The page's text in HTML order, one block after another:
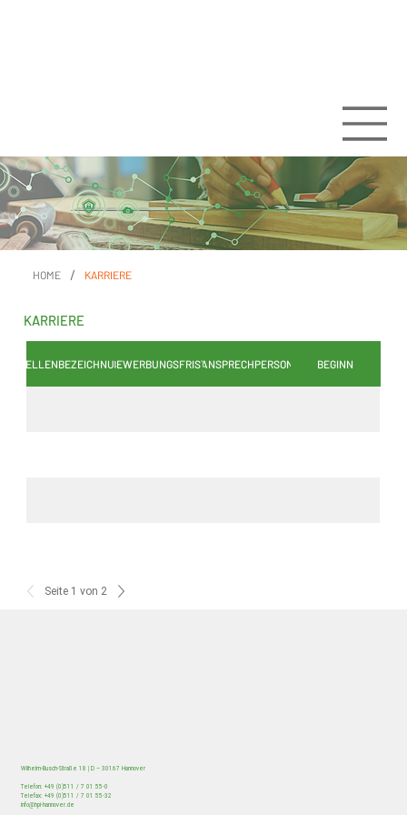
HOME / KARRIERE
KARRIERE
STELLENBEZEICHNUNGBEWERBUNGSFRISTANSPRECHPERSON BEGINN
Seite 1 von 2
Wilhelm-Busch-Straße 18 | D – 30167 Hannover
Telefon: +49 (0)511 / 7 01 55-0
Telefax: +49 (0)511 / 7 01 55-32
info@hpi-hannover.de